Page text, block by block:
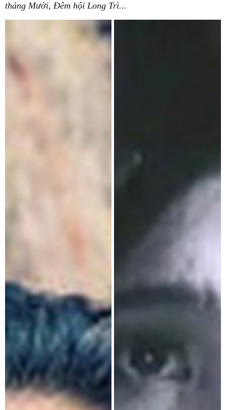
tháng Mười, Đêm hội Long Trì...